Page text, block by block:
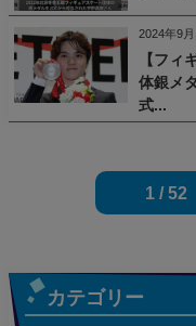
【フィ
体銀メ
式...
2024年9
1 / 52
カテゴリー